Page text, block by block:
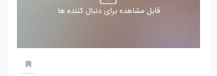
قابل مشاهده برای دنبال کننده ها